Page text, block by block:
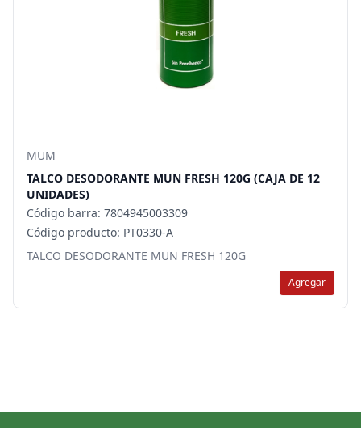
MUM
TALCO DESODORANTE MUN FRESH 120G (CAJA DE 12
UNIDADES)
Código barra: 7804945003309
Código producto: PT0330-A
TALCO DESODORANTE MUN FRESH 120G
Agregar